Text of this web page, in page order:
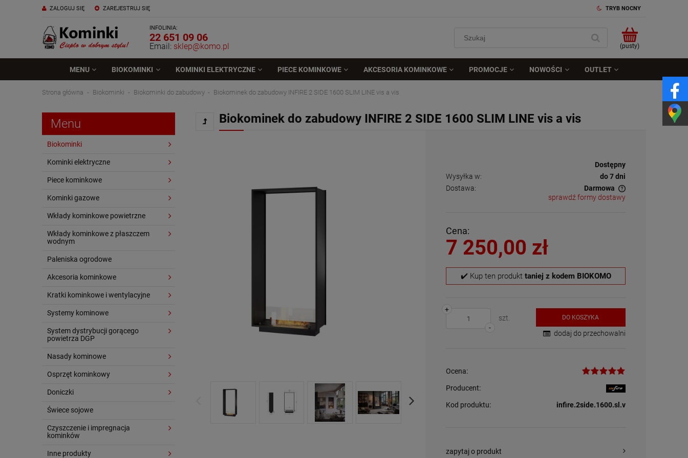
ZAREJESTRUJ SIĘ
ZALOGUJ SIĘ TRYB NOCNY
INFOLINIA:
22 651 09 06
Email: sklep@komo.pl (pusty)
MENU BIOKOMINKI KOMINKI ELEKTRYCZNE PIECE KOMINKOWE AKCESORIA KOMINKOWE PROMOCJE NOWOŚCI OUTLET
Strona główna Biokominki Biokominki do zabudowy Biokominek do zabudowy INFIRE 2 SIDE 1600 SLIM LINE vis a vis
Menu
Biokominki
Kominki elektryczne
Piece kominkowe
Kominki gazowe
Wkłady kominkowe powietrzne
Wkłady kominkowe z płaszczem
wodnym
Paleniska ogrodowe
Akcesoria kominkowe
Kratki kominkowe i wentylacyjne
Systemy kominowe
System dystrybucji gorącego
powietrza DGP
Nasady kominowe
Osprzęt kominkowy
Doniczki
Świece sojowe
Czyszczenie i impregnacja
kominków
Inne produkty
Biokominek do zabudowy INFIRE 2 SIDE 1600 SLIM LINE vis a vis
Dostępny
Wysyłka w:
do 7 dni
Dostawa:
Darmowa
sprawdź formy dostawy
Cena:
7 250,00 zł
✔️ Kup ten produkt taniej z kodem BIOKOMO
-
+
szt.
DO KOSZYKA
dodaj do przechowalni
Ocena:
Producent:
Kod produktu: infire.2side.1600.sl.v
zapytaj o produkt